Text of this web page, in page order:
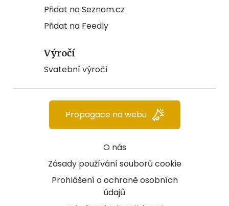
Přidat na Seznam.cz
Přidat na Feedly
Výročí
Svatební výročí
O nás
Zásady používání souborů cookie
Prohlášení o ochraně osobních
údajů
Propagace na webu